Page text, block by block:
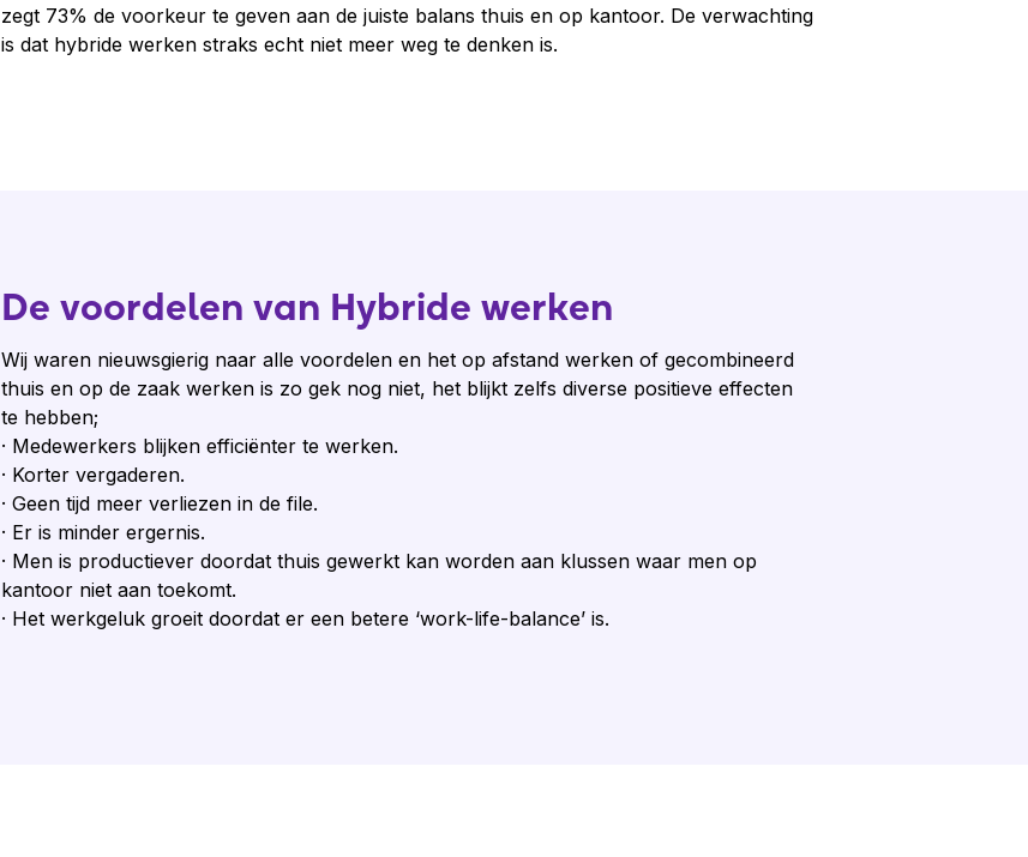
zegt 73% de voorkeur te geven aan de juiste balans thuis en op kantoor. De verwachting
is dat hybride werken straks echt niet meer weg te denken is.
De voordelen van Hybride werken
Wij waren nieuwsgierig naar alle voordelen en het op afstand werken of gecombineerd
thuis en op de zaak werken is zo gek nog niet, het blijkt zelfs diverse positieve effecten
te hebben;
· Medewerkers blijken efficiënter te werken.
· Korter vergaderen.
· Geen tijd meer verliezen in de file.
· Er is minder ergernis.
· Men is productiever doordat thuis gewerkt kan worden aan klussen waar men op
kantoor niet aan toekomt.
· Het werkgeluk groeit doordat er een betere ‘work-life-balance’ is.